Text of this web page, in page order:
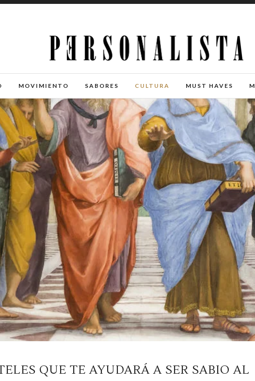
MOVIMIENTO SABORES CULTURA MUST HAVES
QUE TE AYUDARÁ A SER SABIO AL